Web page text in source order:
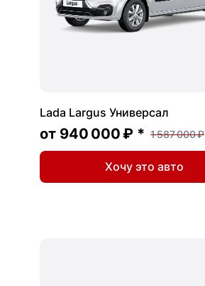
Lada Largus Универсал
от 940 000 ₽ * 1 587 000 ₽
Хочу это авто